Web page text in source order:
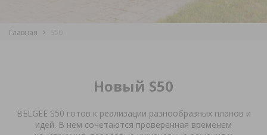
Функциональность
Прайс лист
Главная
Новый S50
BELGEE S50 готов к реализации разнообразных планов и
идей. В нем сочетаются проверенная временем